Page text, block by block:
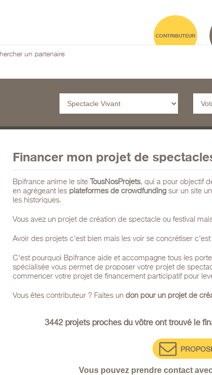
CONTRIBUTEUR
un partenaire
Financer mon projet de
Bpifrance anime le site TousNosProjets, qui a pour objectif
en agrégeant les plateformes de crowdfundingsur un site
les historiques.
Vous avez un projet de création de spectacle ou festival
Avoir des projets c'est bien mais les voir se concrétiser
C'est pourquoi Bpifrance aide et accompagne tous les
spécialisée vous permet de proposer votre projet de
commencer votre projet de financement participatif pour
Vous êtes contributeur ? Faites un don pour un projet de
3442 projets proches du vôtre ont trouvé le
Vous pouvez prendre contact